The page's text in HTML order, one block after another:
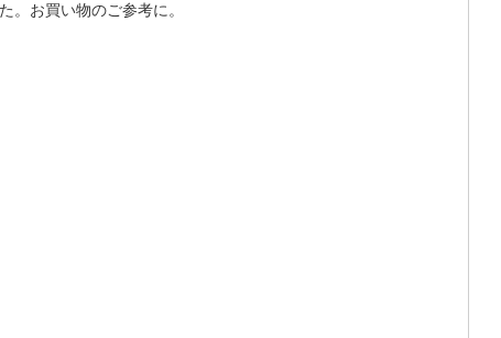
。お買い物のご参考に。